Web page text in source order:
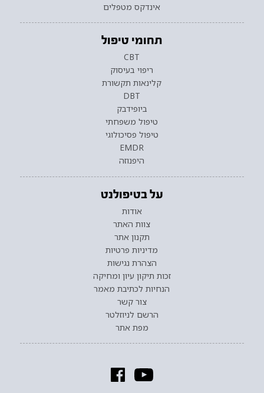
אינדקס מטפלים
תחומי טיפול
CBT
ריפוי בעיסוק
קלינאות תקשורת
DBT
ביופידבק
טיפול משפחתי
טיפול פסיכולוגי
EMDR
היפנוזה
על בטיפולנט
אודות
צוות האתר
תקנון אתר
מדיניות פרטיות
הצהרת נגישות
זכות תיקון עיון ומחיקה
הנחיות לכתיבת מאמר
צור קשר
הרשם לניוזלטר
מפת אתר